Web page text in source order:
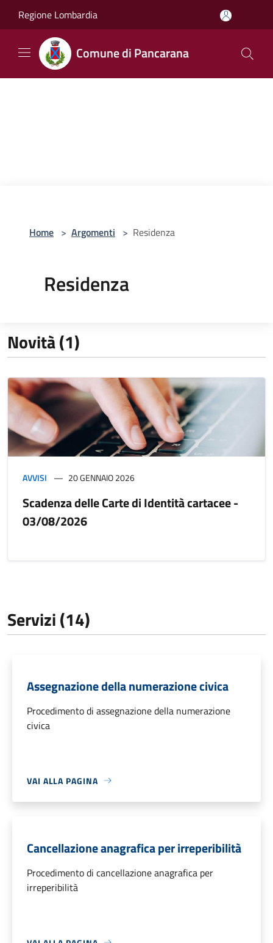
Regione Lombardia
Comune di Pancarana
Home > Argomenti > Residenza
Residenza
Novità (1)
AVVISI 20 GENNAIO 2026
Scadenza delle Carte di Identità cartacee -
03/08/2026
Servizi (14)
Assegnazione della numerazione civica
Procedimento di assegnazione della numerazione
civica
VAI ALLA PAGINA
Cancellazione anagrafica per irreperibilità
Procedimento di cancellazione anagrafica per
irreperibilità